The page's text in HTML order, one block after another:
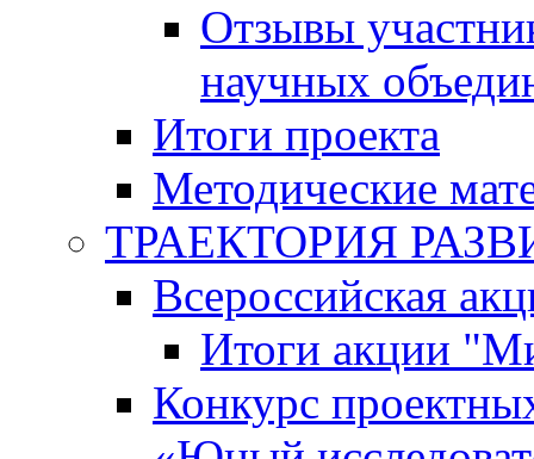
Отзывы
научных
Итоги проекта
Методические
ТРАЕКТОРИЯ
Всероссийская
Итоги акции
Конкурс